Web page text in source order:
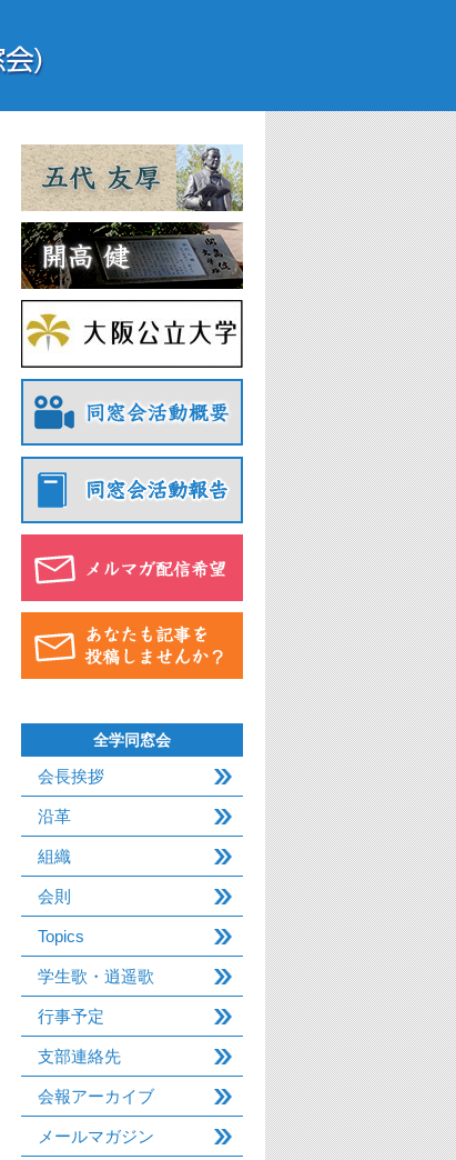
全学同窓会
会長挨拶
沿革
組織
会則
Topics
学生歌・逍遥歌
行事予定
支部連絡先
会報アーカイブ
メールマガジン